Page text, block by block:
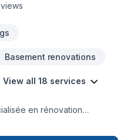
Basement renovations
View all 18 services
en rénovation
cuisine, sous-sol,